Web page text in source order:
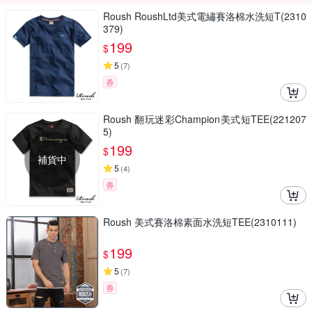
Roush RoushLtd美式電繡賽洛棉水洗短T(2310
379)
$199
5 (7)
券
補貨中
Roush 翻玩迷彩Champion美式短TEE(221207
5)
$199
5 (4)
券
Roush 美式賽洛棉素面水洗短TEE(2310111)
$199
5 (7)
券